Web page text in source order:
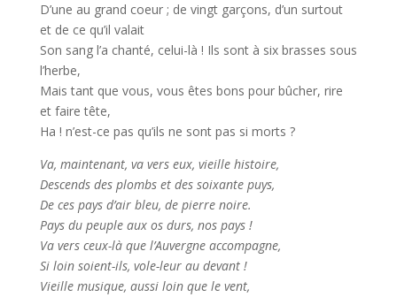
D’une au grand coeur ; de vingt garçons, d’un surtout
et de ce qu’il valait
Son sang l’a chanté, celui-là ! Ils sont à six brasses sous
l’herbe,
Mais tant que vous, vous êtes bons pour bûcher, rire
et faire tête,
Ha ! n’est-ce pas qu’ils ne sont pas si morts ?
Va, maintenant, va vers eux, vieille histoire,
Descends des plombs et des soixante puys,
De ces pays d’air bleu, de pierre noire.
Pays du peuple aux os durs, nos pays !
Va vers ceux-là que l’Auvergne accompagne,
Si loin soient-ils, vole-leur au devant !
Vieille musique, aussi loin que le vent,